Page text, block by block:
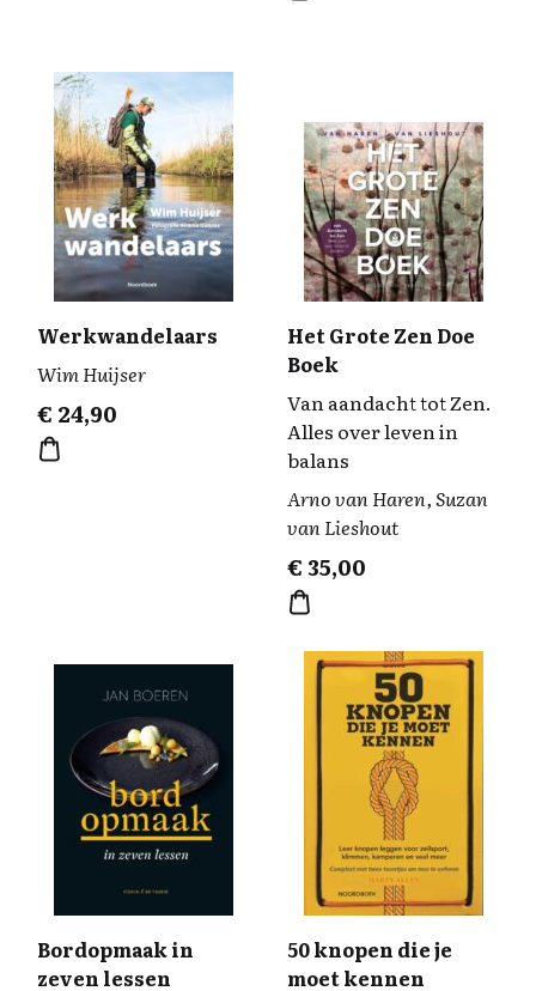
Werkwandelaars
Wim Huijser
€ 24,90
Het Grote Zen Doe
Boek
Van aandacht tot Zen.
Alles over leven in
balans
Arno van Haren, Suzan
van Lieshout
€35,00
Bordopmaak in
zeven lessen
50 knopen die je
moet kennen